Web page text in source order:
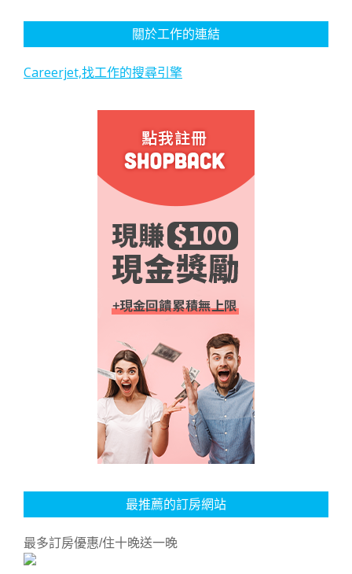
關於工作的連結
Careerjet,找工作的搜尋引擎
最推薦的訂房網站
最多訂房優惠/住十晚送一晚